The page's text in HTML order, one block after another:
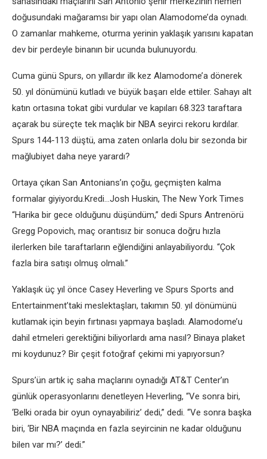
doğusundaki mağaramsı bir yapı olan Alamodome’da oynadı.
O zamanlar mahkeme, oturma yerinin yaklaşık yarısını kapatan
dev bir perdeyle binanın bir ucunda bulunuyordu.
Cuma günü Spurs, on yıllardır ilk kez Alamodome’a ​​dönerek
50. yıl dönümünü kutladı ve büyük başarı elde ettiler. Sahayı alt
katın ortasına tokat gibi vurdular ve kapıları 68.323 taraftara
açarak bu süreçte tek maçlık bir NBA seyirci rekoru kırdılar.
Spurs 144-113 düştü, ama zaten onlarla dolu bir sezonda bir
mağlubiyet daha neye yarardı?
Ortaya çıkan San Antonians’ın çoğu, geçmişten kalma
formalar giyiyordu.Kredi…Josh Huskin, The New York Times
“Harika bir gece olduğunu düşündüm,” dedi Spurs Antrenörü
Gregg Popovich, maç orantısız bir sonuca doğru hızla
ilerlerken bile taraftarların eğlendiğini anlayabiliyordu. “Çok
fazla bira satışı olmuş olmalı.”
Yaklaşık üç yıl önce Casey Heverling ve Spurs Sports and
Entertainment’taki meslektaşları, takımın 50. yıl dönümünü
kutlamak için beyin fırtınası yapmaya başladı. Alamodome’u
dahil etmeleri gerektiğini biliyorlardı ama nasıl? Binaya plaket
mi koydunuz? Bir çeşit fotoğraf çekimi mi yapıyorsun?
Spurs’ün artık iç saha maçlarını oynadığı AT&T Center’ın
günlük operasyonlarını denetleyen Heverling, “Ve sonra biri,
‘Belki orada bir oyun oynayabiliriz’ dedi,” dedi. “Ve sonra başka
biri, ‘Bir NBA maçında en fazla seyircinin ne kadar olduğunu
bilen var mı?’ dedi.”